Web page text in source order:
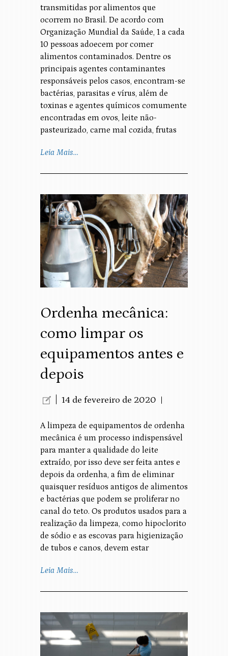
transmitidas por alimentos que
ocorrem no Brasil. De acordo com
Organização Mundial da Saúde, 1 a cada
10 pessoas adoecem por comer
alimentos contaminados. Dentre os
principais agentes contaminantes
responsáveis pelos casos, encontram-se
bactérias, parasitas e vírus, além de
toxinas e agentes químicos comumente
encontradas em ovos, leite não-
pasteurizado, carne mal cozida, frutas
Leia Mais…
Ordenha mecânica:
como limpar os
equipamentos antes e
depois
14 de fevereiro de 2020
A limpeza de equipamentos de ordenha
mecânica é um processo indispensável
para manter a qualidade do leite
extraído, por isso deve ser feita antes e
depois da ordenha, a fim de eliminar
quaisquer resíduos antigos de alimentos
e bactérias que podem se proliferar no
canal do teto. Os produtos usados para a
realização da limpeza, como hipoclorito
de sódio e as escovas para higienização
de tubos e canos, devem estar
Leia Mais…